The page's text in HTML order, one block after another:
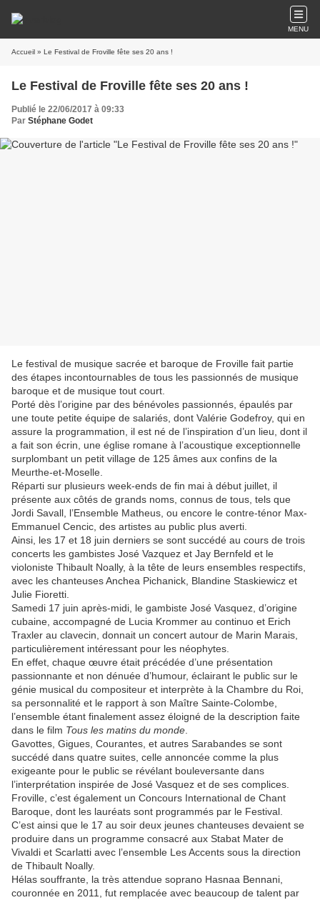
MENU
Accueil » Le Festival de Froville fête ses 20 ans !
Le Festival de Froville fête ses 20 ans !
Publié le 22/06/2017 à 09:33
Par Stéphane Godet
Le festival de musique sacrée et baroque de Froville fait partie
des étapes incontournables de tous les passionnés de musique
baroque et de musique tout court.
Porté dès l’origine par des bénévoles passionnés, épaulés par
une toute petite équipe de salariés, dont Valérie Godefroy, qui en
assure la programmation, il est né de l’inspiration d’un lieu, dont il
a fait son écrin, une église romane à l’acoustique exceptionnelle
surplombant un petit village de 125 âmes aux confins de la
Meurthe-et-Moselle.
Réparti sur plusieurs week-ends de fin mai à début juillet, il
présente aux côtés de grands noms, connus de tous, tels que
Jordi Savall, l’Ensemble Matheus, ou encore le contre-ténor Max-
Emmanuel Cencic, des artistes au public plus averti.
Ainsi, les 17 et 18 juin derniers se sont succédé au cours de trois
concerts les gambistes José Vazquez et Jay Bernfeld et le
violoniste Thibault Noally, à la tête de leurs ensembles respectifs,
avec les chanteuses Anchea Pichanick, Blandine Staskiewicz et
Julie Fioretti.
Samedi 17 juin après-midi, le gambiste José Vasquez, d’origine
cubaine, accompagné de Lucia Krommer au continuo et Erich
Traxler au clavecin, donnait un concert autour de Marin Marais,
particulièrement intéressant pour les néophytes.
En effet, chaque œuvre était précédée d’une présentation
passionnante et non dénuée d’humour, éclairant le public sur le
génie musical du compositeur et interprète à la Chambre du Roi,
sa personnalité et le rapport à son Maître Sainte-Colombe,
l’ensemble étant finalement assez éloigné de la description faite
dans le film Tous les matins du monde
Gavottes, Gigues, Courantes, et autres Sarabandes se sont
succédé dans quatre suites, celle annoncée comme la plus
exigeante pour le public se révélant bouleversante dans
l’interprétation inspirée de José Vasquez et de ses complices.
Froville, c’est également un Concours International de Chant
Baroque, dont les lauréats sont programmés par le Festival.
C’est ainsi que le 17 au soir deux jeunes chanteuses devaient se
produire dans un programme consacré aux Stabat Mater de
Vivaldi et Scarlatti avec l’ensemble Les Accents sous la direction
de Thibault Noally.
Hélas souffrante, la très attendue soprano Hasnaa Bennani,
couronnée en 2011, fut remplacée avec beaucoup de talent par